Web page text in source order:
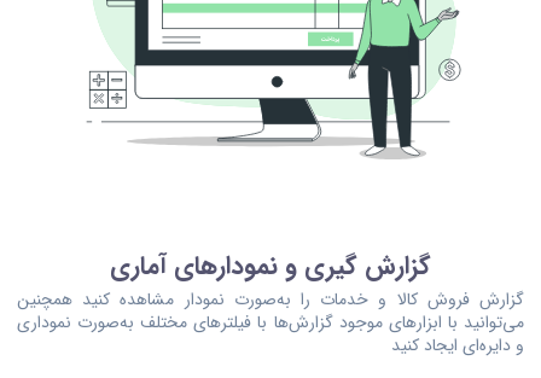
گزارش گیری و نمودارهای آماری
گزارش فروش کالا و خدمات را به‌صورت نمودار مشاهده کنید همچنین
می‌توانید با ابزارهای موجود گزارش‌ها با فیلترهای مختلف به‌صورت نموداری
و دایره‌ای ایجاد کنید